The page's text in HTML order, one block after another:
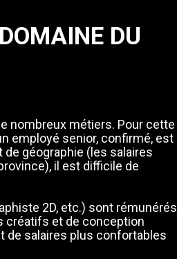
DU
nombreux métiers. Pour cette
employé senior, confirmé, est
de géographie (les salaires
il est difficile de
2D, etc.) sont rémunérés
créatifs et de conception
de salaires plus confortables